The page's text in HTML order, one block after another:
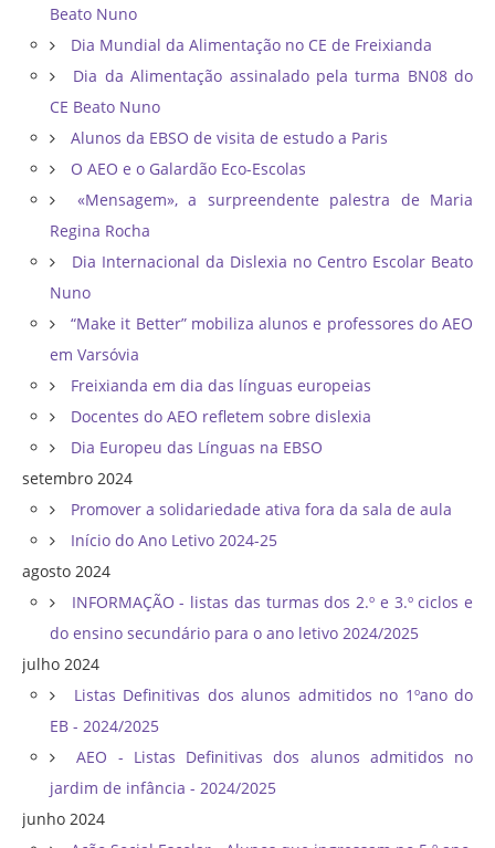
Beato Nuno
Dia Mundial da Alimentação no CE de Freixianda
Dia da Alimentação assinalado pela turma BN08 do
CE Beato Nuno
Alunos da EBSO de visita de estudo a Paris
O AEO e o Galardão Eco-Escolas
«Mensagem», a surpreendente palestra de Maria
Regina Rocha
Dia Internacional da Dislexia no Centro Escolar Beato
Nuno
“Make it Better” mobiliza alunos e professores do AEO
em Varsóvia
Freixianda em dia das línguas europeias
Docentes do AEO refletem sobre dislexia
Dia Europeu das Línguas na EBSO
setembro 2024
Promover a solidariedade ativa fora da sala de aula
Início do Ano Letivo 2024-25
agosto 2024
INFORMAÇÃO - listas das turmas dos 2.º e 3.º ciclos e
do ensino secundário para o ano letivo 2024/2025
julho 2024
Listas Definitivas dos alunos admitidos no 1ºano do
EB - 2024/2025
AEO - Listas Definitivas dos alunos admitidos no
jardim de infância - 2024/2025
junho 2024